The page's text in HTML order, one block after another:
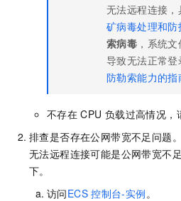
无法远程连接
矿病毒处理和防
索病毒 ，系统
导致无法正常
防勒索能力的指
不存在 CPU 负载过高情况，
排查是否存在公网带宽不足问题。
无法远程连接可能是公网带宽不
下。
访问ECS 控制台-实例。